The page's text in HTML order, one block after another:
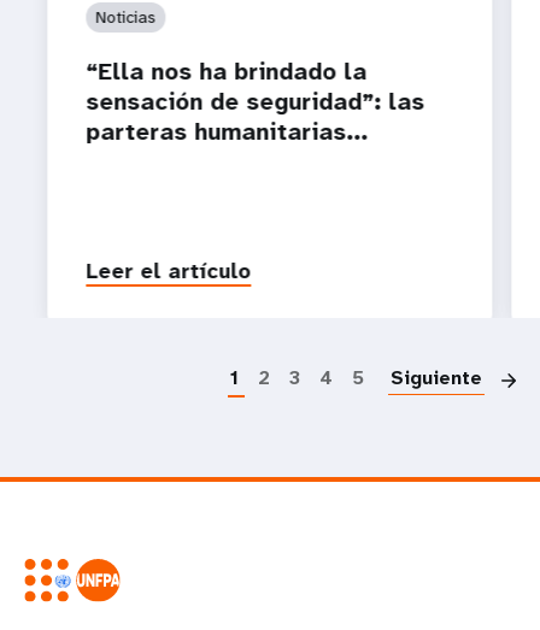
Noticias
“Ella nos ha brindado la
sensación de seguridad”: las
parteras humanitarias...
Leer el artículo
1 2 3 4 5 Siguiente